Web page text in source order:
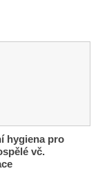
hygiena pro
vč.